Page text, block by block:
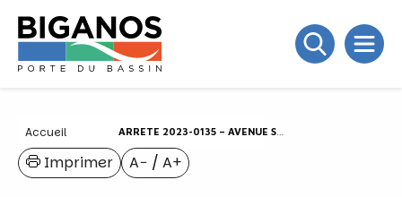
Accueil ARRETE 2023-0135 – AVENUE SAINT MARTIN DE FONTENAY
A− / A+
Imprimer